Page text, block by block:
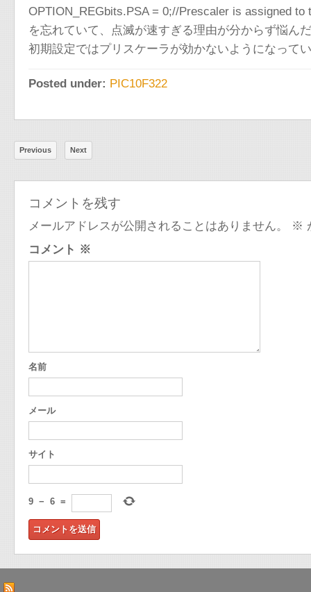
35
36
37
38
39
40
42
43
46
48
49
50
52
OPTION_REGbits. T0CS = 0; //TMR0 Clock Source is
INTCONbits.GIE = 1; //Global Interrupt Enabled
INTCONbits.PEIE = 1;//Peripheral Interrupt Enabled
INTCONbits.TMR0IE = ;//Timer0 Overflow Interrupt
INTCONbits . TMR0IF = 0 ;//Timer0 Overflow Interrupt
while(1 ) {
RA1 = 1;
RA0
RA1
}
OPTION_REGbits.PSA = 0;//Prescaler is assigned to
を忘れていて、点滅が速すぎる理由が分からず悩ん
初期設定ではプリスケーラが効かないようになって
Posted under: PIC10F322
Previous Next
コメントを残す
メールアドレスが公開されることはありません。 ※
コメント ※
名前
メール
サイト
9 − 6 =